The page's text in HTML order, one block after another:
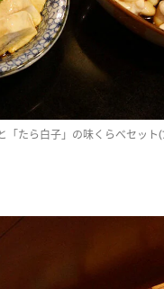
「たら白子」の味くらべセット